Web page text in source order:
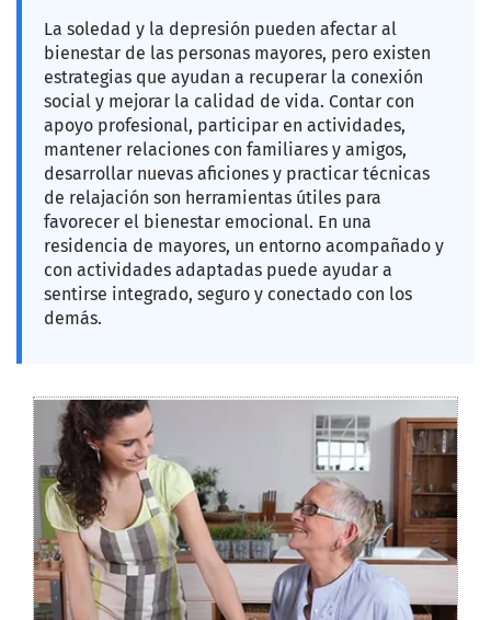
La soledad y la depresión pueden afectar al
bienestar de las personas mayores, pero existen
estrategias que ayudan a recuperar la conexión
social y mejorar la calidad de vida. Contar con
apoyo profesional, participar en actividades,
mantener relaciones con familiares y amigos,
desarrollar nuevas aficiones y practicar técnicas
de relajación son herramientas útiles para
favorecer el bienestar emocional. En una
residencia de mayores, un entorno acompañado y
con actividades adaptadas puede ayudar a
sentirse integrado, seguro y conectado con los
demás.